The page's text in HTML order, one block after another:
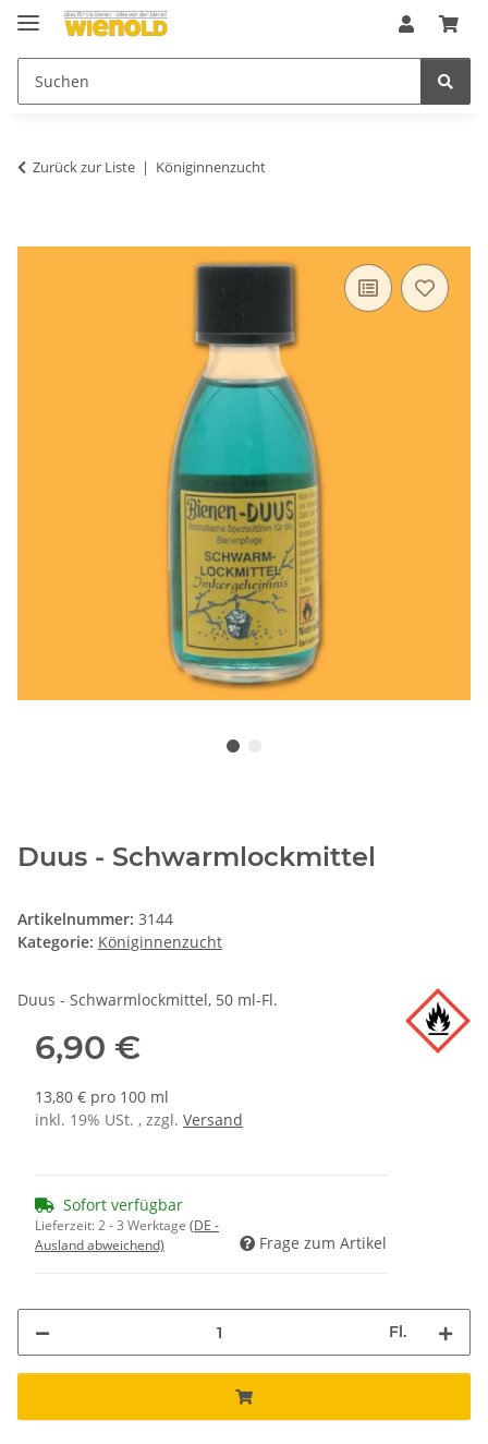
Zurück zur Liste Königinnenzucht
Duus - Schwarmlockmittel
Artikelnummer: 3144
Kategorie: Königinnenzucht
Duus - Schwarmlockmittel, 50 ml-Fl.
6,90 €
13,80 € pro 100 ml
inkl. 19% USt. , zzgl. Versand
Sofort verfügbar
Lieferzeit:2 - 3 Werktage (DE -
Ausland abweichend)
Frage zum Artikel
Fl.